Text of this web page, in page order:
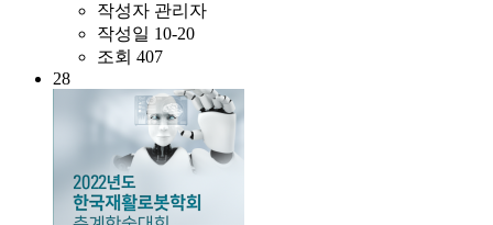
작성자 관리자
작성일 10-20
조회 407
28